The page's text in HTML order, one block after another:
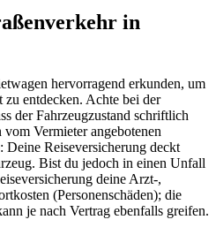
in
hervorragend erkunden, um
zu entdecken. Achte bei der
der Fahrzeugzustand schriftlich
Vermieter angebotenen
Reiseversicherung deckt
Bist du jedoch in einen Unfall
deine Arzt-,
(Personenschäden); die
je nach Vertrag ebenfalls greifen.